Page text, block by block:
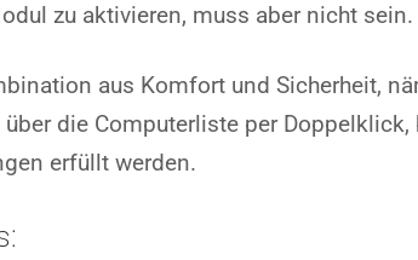
zu aktivieren, muss aber nicht sein.
aus Komfort und Sicherheit,
die Computerliste per
erfüllt werden.